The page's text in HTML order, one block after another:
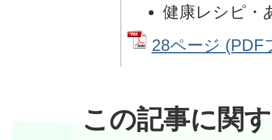
健康レシピ・
28ページ (PDF
この記事に関